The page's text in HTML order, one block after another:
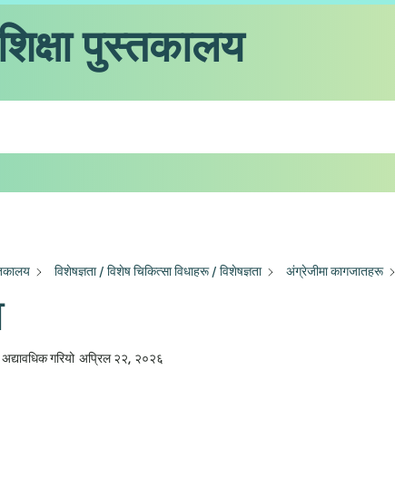
पुस्तकालय
विशेषज्ञता / विशेष चिकित्सा विधाहरू / विशेषज्ञता अंग्रेजीमा कागजातहरू
अद्यावधिक गरियो अप्रिल २२, २०२६